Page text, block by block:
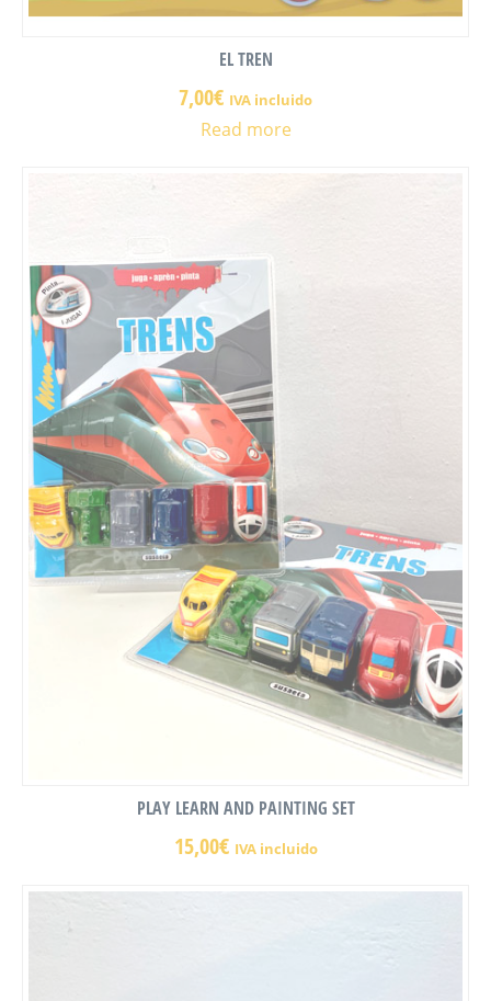
EL TREN
7,00€ IVA incluido
Read more
PLAY LEARN AND PAINTING SET
15,00€ IVA incluido